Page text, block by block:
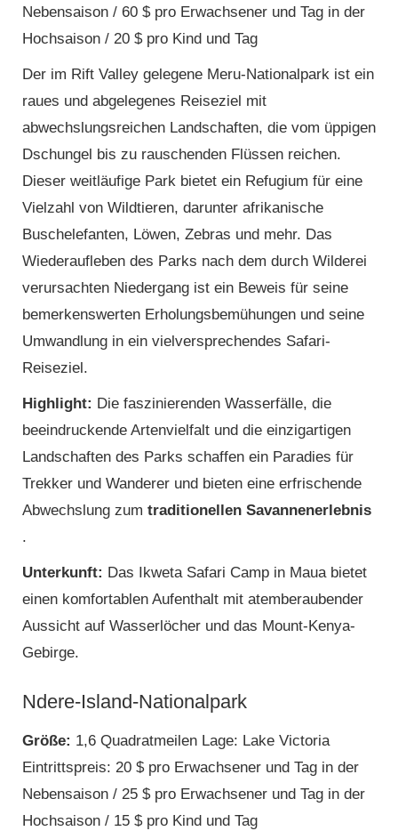
Nebensaison / 60 $ pro Erwachsener und Tag in der
Hochsaison / 20 $ pro Kind und Tag
Der im Rift Valley gelegene Meru-Nationalpark ist ein
raues und abgelegenes Reiseziel mit
abwechslungsreichen Landschaften, die vom üppigen
Dschungel bis zu rauschenden Flüssen reichen.
Dieser weitläufige Park bietet ein Refugium für eine
Vielzahl von Wildtieren, darunter afrikanische
Buschelefanten, Löwen, Zebras und mehr. Das
Wiederaufleben des Parks nach dem durch Wilderei
verursachten Niedergang ist ein Beweis für seine
bemerkenswerten Erholungsbemühungen und seine
Umwandlung in ein vielversprechendes Safari-
Reiseziel.
Highlight: Die faszinierenden Wasserfälle, die
beeindruckende Artenvielfalt und die einzigartigen
Landschaften des Parks schaffen ein Paradies für
Trekker und Wanderer und bieten eine erfrischende
Abwechslung zum traditionellen Savannenerlebnis
.
Unterkunft: Das Ikweta Safari Camp in Maua bietet
einen komfortablen Aufenthalt mit atemberaubender
Aussicht auf Wasserlöcher und das Mount-Kenya-
Gebirge.
Ndere-Island-Nationalpark
Größe: 1,6 Quadratmeilen Lage: Lake Victoria
Eintrittspreis: 20 $ pro Erwachsener und Tag in der
Nebensaison / 25 $ pro Erwachsener und Tag in der
Hochsaison / 15 $ pro Kind und Tag